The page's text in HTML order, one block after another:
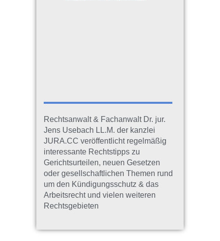
Rechtsanwalt & Fachanwalt Dr. jur.
Jens Usebach LL.M. der kanzlei
JURA.CC veröffentlicht regelmäßig
interessante Rechtstipps zu
Gerichtsurteilen, neuen Gesetzen
oder gesellschaftlichen Themen rund
um den Kündigungsschutz & das
Arbeitsrecht und vielen weiteren
Rechtsgebieten